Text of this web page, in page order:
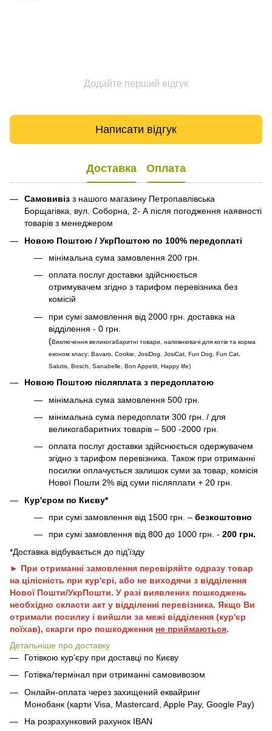
Додайте перший відгук
Написати відгук
Доставка Оплата
Самовивіз з нашого магазину Петропавлівська
Борщагівка, вул. Соборна, 2- А після погодження наявності
товарів з менеджером
Новою Поштою / УкрПоштою по 100% передоплаті
мінімальна сума замовлення 200 грн.
оплата послуг доставки здійснюється
отримувачем згідно з тарифом перевізника без
комісій
при сумі замовлення від 2000 грн. доставка на
відділення - 0 грн.
(Виключення великогабаритні товари, наповнювачі для котів та корма
економ класу: Bavaro, Cookie, JosiDog, JosiCat, Fun Dog, Fun Cat,
Salutis, Bosch, Sanabelle, Bon Appetit, Happy life)
Новою Поштою післяплата з передоплатою
мінімальна сума замовлення 500 грн.
мінімальна сума передоплати 300 грн. / для
великогабаритних товарів – 500 -2000 грн.
оплата послуг доставки здійснюється одержувачем
згідно з тарифом перевізника. Також при отриманні
посилки оплачується залишок суми за товар, комісія
Нової Пошти 2% від суми післяплати + 20 грн.
Кур'єром по Києву*
при сумі замовлення від 1500 грн. – безкоштовно
при сумі замовлення від 800 до 1000 грн. - 200 грн.
*Доставка відбувається до під'їзду
► При отриманні замовлення перевіряйте одразу товар
на цілісність при кур'єрі, або не виходячи з відділення
Нової Пошти/УкрПошти. У разі виявлених пошкоджень
необхідно скласти акт у відділенні перевізника. Якщо Ви
отримали посилку і вийшли за межі відділення (кур'єр
поїхав), скарги про пошкодження не приймаються.
Детальніше про доставку
Готівкою кур'єру при доставці по Києву
Готівка/термінал при отриманні самовивозом
Онлайн-оплата через захищений еквайринг
Монобанк (карти Visa, Mastercard, Apple Pay, Google Pay)
На розрахунковий рахунок IBAN